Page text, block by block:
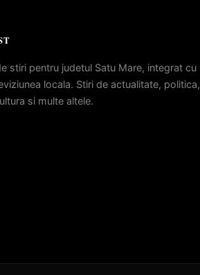
stiri pentru judetul Satu Mare, integrat cu
locala. Stiri de actualitate, politica,
si multe altele.